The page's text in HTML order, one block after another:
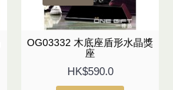
OG03332 木底座盾形水晶獎
座
HK$590.0